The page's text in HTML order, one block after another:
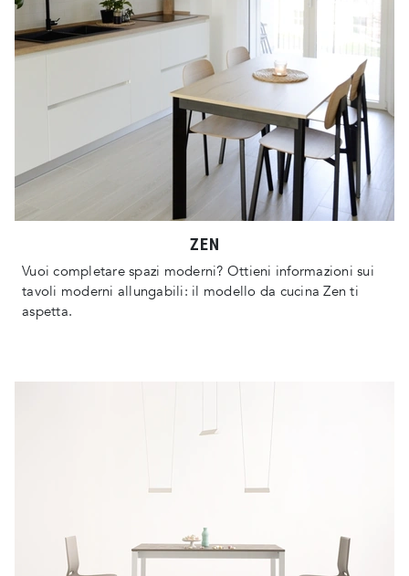
ZEN
Vuoi completare spazi moderni? Ottieni informazioni sui
tavoli moderni allungabili: il modello da cucina Zen ti
aspetta.